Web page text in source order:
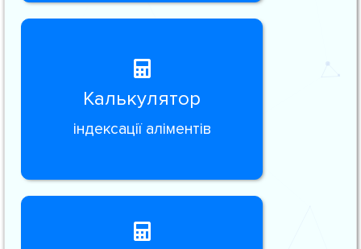
Калькулятор
індексації аліментів